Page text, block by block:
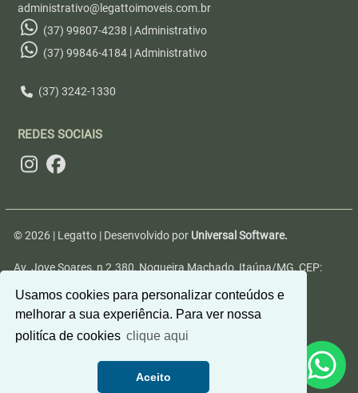
Usamos cookies para personalizar conteúdos e
melhorar a sua experiência. Para ver nossa
politíca de cookies clique aqui
Aceito
administrativo@legattoimoveis.com.br
(37) 99807-4238 | Administrativo
(37) 99846-4184 | Administrativo
(37) 3242-1330
REDES SOCIAIS
© 2026 | Legatto | Desenvolvido por Universal Software.
Av. Jove Soares, n 2.380, Nogueira Machado, Itaúna/MG, CEP: